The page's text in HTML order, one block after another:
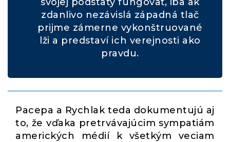
zdanlivo nezávislá západná tlač
prijme zámerne vykonštruované
lži a predstaví ich verejnosti ako
pravdu.
Pacepa a Rychlak teda dokumentujú aj
to, že vďaka pretrvávajúcim sympatiám
amerických médií k všetkým veciam